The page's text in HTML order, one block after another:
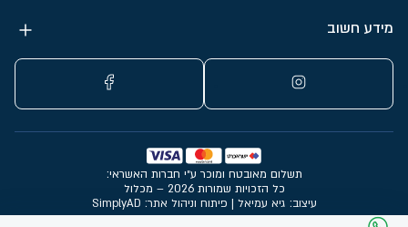
מידע חשוב
עיצוב: גיא עמיאל | פיתוח וניהול אתר: SimplyAD
תשלום מאובטח ומוכר ע״י חברות האשראי:
כל הזכויות שמורות 2026 – מכלול